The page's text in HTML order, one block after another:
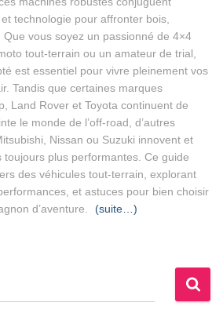
technologie pour affronter bois,
vous soyez un passionné de 4×4
tout-terrain ou un amateur de trial,
est essentiel pour vivre pleinement vos
Tandis que certaines marques
Land Rover et Toyota continuent de
le monde de l’off-road, d’autres
Nissan ou Suzuki innovent et
toujours plus performantes. Ce guide
des véhicules tout-terrain, explorant
et astuces pour bien choisir
d’aventure.
(suite…)